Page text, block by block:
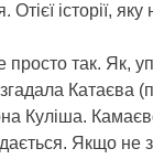
Отієї історії,
просто так. Як,
Катаєва
Куліша.
Якщо